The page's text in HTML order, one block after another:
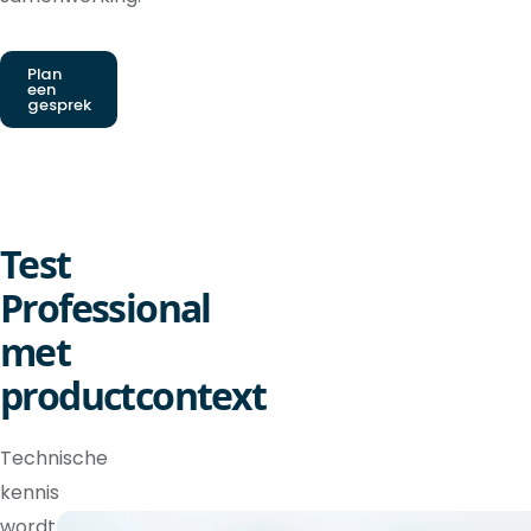
Plan
een
gesprek
Test
Professional
met
productcontext
Technische
kennis